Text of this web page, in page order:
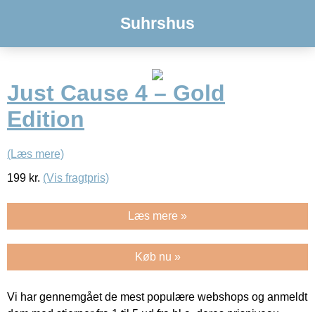
Suhrshus
Just Cause 4 – Gold
Edition
(Læs mere)
199 kr. (Vis fragtpris)
Læs mere »
Køb nu »
Vi har gennemgået de mest populære webshops og anmeldt